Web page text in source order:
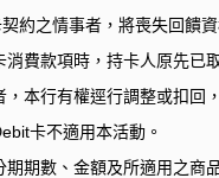
約之情事者，將喪失回饋
費款項時，持卡人原先已
本行有權逕行調整或扣回
卡不適用本活動。
期數、金額及所適用之商